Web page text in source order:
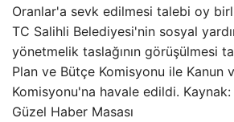
Oranlar'a sevk edilmesi talebi oy
TC Salihli Belediyesi'nin sosyal
yönetmelik taslağının görüşülmesi
Plan ve Bütçe Komisyonu ile Kanun
Komisyonu'na havale edildi.
Güzel Haber Masası